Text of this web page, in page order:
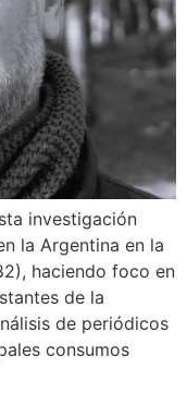
investigación
la Argentina en la
haciendo foco en
de la
de periódicos
consumos